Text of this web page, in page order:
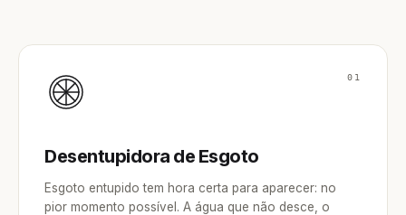
01
Desentupidora de Esgoto
Esgoto entupido tem hora certa para aparecer: no
pior momento possível. A água que não desce, o